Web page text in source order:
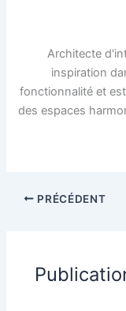
Architecte
inspiration
fonctionnalité et
des espaces
PRÉCÉDENT